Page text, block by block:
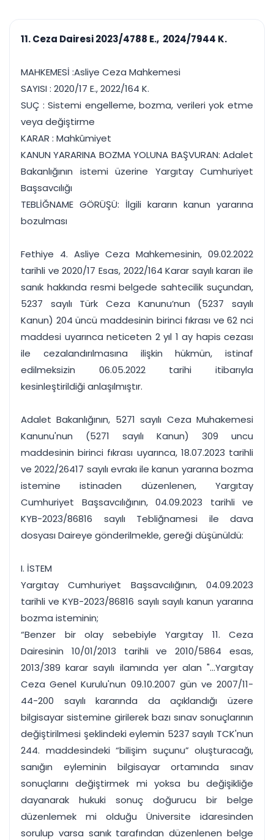
Duruşma ve görev
takvimi
Bildirim
Süreleri asla kaçırmayın
takibi
Tek panelde uçtan uca yönetim
UYAP & UETS entegrasyonundan finansa, hepsi bir arada.
Tüm özellikleri inceleyin
11. Ceza Dairesi 2023/4788 E., 2024/7944 K.
MAHKEMESİ :Asliye Ceza Mahkemesi
SAYISI : 2020/17 E., 2022/164 K.
SUÇ : Sistemi engelleme, bozma, verileri yok etme
veya değiştirme
KARAR : Mahkûmiyet
KANUN YARARINA BOZMA YOLUNA BAŞVURAN: Adalet
Bakanlığının istemi üzerine Yargıtay Cumhuriyet
Başsavcılığı
TEBLİĞNAME GÖRÜŞÜ: İlgili kararın kanun yararına
bozulması
Fethiye 4. Asliye Ceza Mahkemesinin, 09.02.2022
tarihli ve 2020/17 Esas, 2022/164 Karar sayılı kararı ile
sanık hakkında resmi belgede sahtecilik suçundan,
5237 sayılı Türk Ceza Kanunu’nun (5237 sayılı
Kanun) 204 üncü maddesinin birinci fıkrası ve 62 nci
maddesi uyarınca neticeten 2 yıl 1 ay hapis cezası
ile cezalandırılmasına ilişkin hükmün, istinaf
edilmeksizin 06.05.2022 tarihi itibarıyla
kesinleştirildiği anlaşılmıştır.
Adalet Bakanlığının, 5271 sayılı Ceza Muhakemesi
Kanunu'nun (5271 sayılı Kanun) 309 uncu
maddesinin birinci fıkrası uyarınca, 18.07.2023 tarihli
ve 2022/26417 sayılı evrakı ile kanun yararına bozma
istemine istinaden düzenlenen, Yargıtay
Cumhuriyet Başsavcılığının, 04.09.2023 tarihli ve
KYB-2023/86816 sayılı Tebliğnamesi ile dava
dosyası Daireye gönderilmekle, gereği düşünüldü:
I. İSTEM
Yargıtay Cumhuriyet Başsavcılığının, 04.09.2023
tarihli ve KYB-2023/86816 sayılı sayılı kanun yararına
bozma isteminin;
“Benzer bir olay sebebiyle Yargıtay 11. Ceza
Dairesinin 10/01/2013 tarihli ve 2010/5864 esas,
2013/389 karar sayılı ilamında yer alan "...Yargıtay
Ceza Genel Kurulu'nun 09.10.2007 gün ve 2007/11-
44-200 sayılı kararında da açıklandığı üzere
bilgisayar sistemine girilerek bazı sınav sonuçlarının
değiştirilmesi şeklindeki eylemin 5237 sayılı TCK'nun
244. maddesindeki “bilişim suçunu” oluşturacağı,
sanığın eyleminin bilgisayar ortamında sınav
sonuçlarını değiştirmek mi yoksa bu değişikliğe
dayanarak hukuki sonuç doğurucu bir belge
düzenlemek mi olduğu Üniversite idaresinden
sorulup varsa sanık tarafından düzenlenen belge